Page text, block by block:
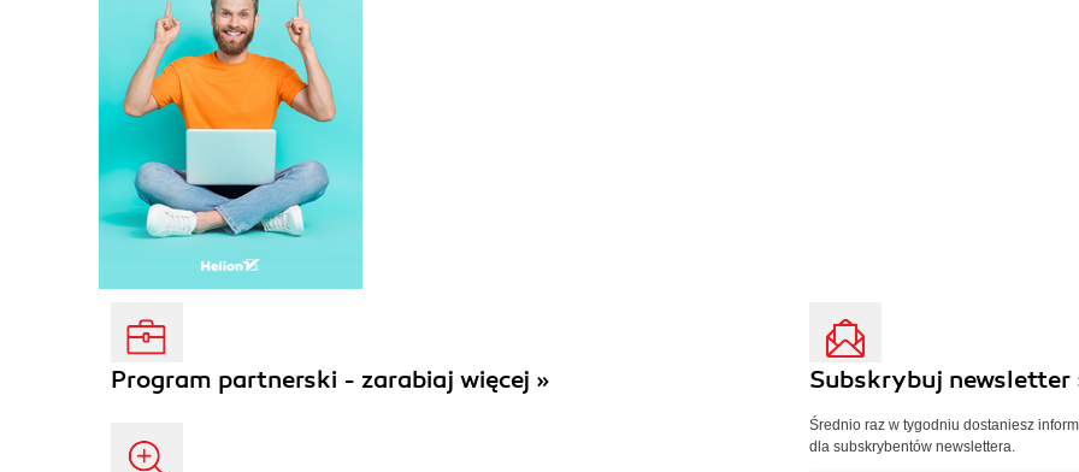
Program partnerski - zarabiaj więcej » Subskrybuj newsletter
Średnio raz w tygodniu dostaniesz
dla subskrybentów newslettera.